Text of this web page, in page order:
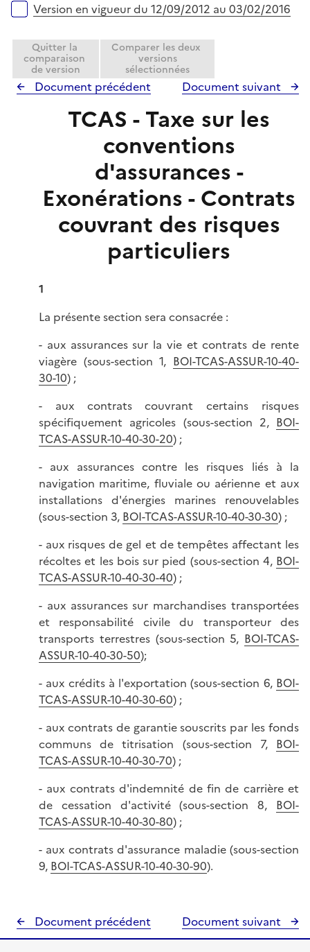
eVersion en vigueur du 12/09/2012 au 03/02/2016
Quitter la
comparaison
de version
Comparer les deux
versions
sélectionnées
Document précédent Document suivant
TCAS - Taxe sur les
conventions
d'assurances -
Exonérations - Contrats
couvrant des risques
particuliers
1
La présente section sera consacrée :
- aux assurances sur la vie et contrats de rente
viagère (sous-section 1, BOI-TCAS-ASSUR-10-40-
30-10) ;
- aux contrats couvrant certains risques
spécifiquement agricoles (sous-section 2, BOI-
TCAS-ASSUR-10-40-30-20) ;
- aux assurances contre les risques liés à la
navigation maritime, fluviale ou aérienne et aux
installations d'énergies marines renouvelables
(sous-section 3, BOI-TCAS-ASSUR-10-40-30-30) ;
- aux risques de gel et de tempêtes affectant les
récoltes et les bois sur pied (sous-section 4, BOI-
TCAS-ASSUR-10-40-30-40) ;
- aux assurances sur marchandises transportées
et responsabilité civile du transporteur des
transports terrestres (sous-section 5, BOI-TCAS-
ASSUR-10-40-30-50);
- aux crédits à l'exportation (sous-section 6, BOI-
TCAS-ASSUR-10-40-30-60) ;
- aux contrats de garantie souscrits par les fonds
communs de titrisation (sous-section 7, BOI-
TCAS-ASSUR-10-40-30-70) ;
- aux contrats d'indemnité de fin de carrière et
de cessation d'activité (sous-section 8, BOI-
TCAS-ASSUR-10-40-30-80) ;
- aux contrats d'assurance maladie (sous-section
9, BOI-TCAS-ASSUR-10-40-30-90).
Document précédent Document suivant